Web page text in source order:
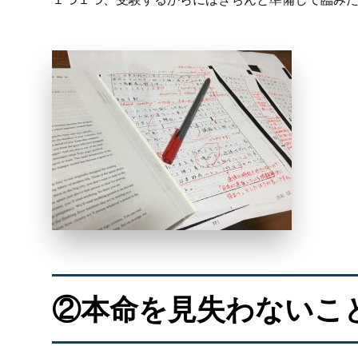
②本命を見失わないこ